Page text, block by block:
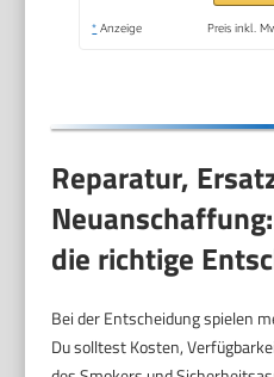
* Anzeige Preis inkl.
Reparatur,
die richtige
Bei der Entscheidung spielen
Du solltest Kosten,